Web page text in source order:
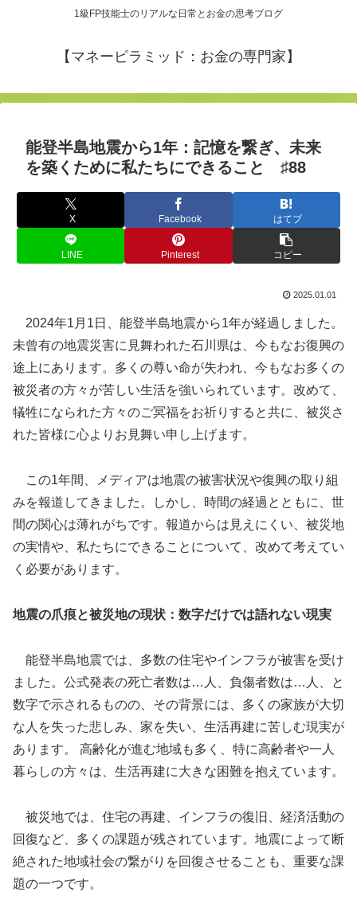
1級FP技能士のリアルな日常とお金の思考ブログ
【マネーピラミッド：お金の専門家】
能登半島地震から1年：記憶を繋ぎ、未来
を築くために私たちにできること ♯88
X Facebook はてブ
LINE Pinterest コピー
2025.01.01
2024年1月1日、能登半島地震から1年が経過しました。
未曾有の地震災害に見舞われた石川県は、今もなお復興の
途上にあります。多くの尊い命が失われ、今もなお多くの
被災者の方々が苦しい生活を強いられています。改めて、
犠牲になられた方々のご冥福をお祈りすると共に、被災さ
れた皆様に心よりお見舞い申し上げます。
この1年間、メディアは地震の被害状況や復興の取り組
みを報道してきました。しかし、時間の経過とともに、世
間の関心は薄れがちです。報道からは見えにくい、被災地
の実情や、私たちにできることについて、改めて考えてい
く必要があります。
地震の爪痕と被災地の現状：数字だけでは語れない現実
能登半島地震では、多数の住宅やインフラが被害を受け
ました。公式発表の死亡者数は…人、負傷者数は…人、と
数字で示されるものの、その背景には、多くの家族が大切
な人を失った悲しみ、家を失い、生活再建に苦しむ現実が
あります。 高齢化が進む地域も多く、特に高齢者や一人
暮らしの方々は、生活再建に大きな困難を抱えています。
被災地では、住宅の再建、インフラの復旧、経済活動の
回復など、多くの課題が残されています。地震によって断
絶された地域社会の繋がりを回復させることも、重要な課
題の一つです。